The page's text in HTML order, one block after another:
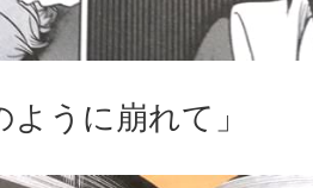
ように崩れて」